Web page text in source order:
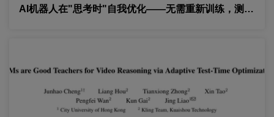
AI机器人在"思考时"自我优化——无需重新训练，测试